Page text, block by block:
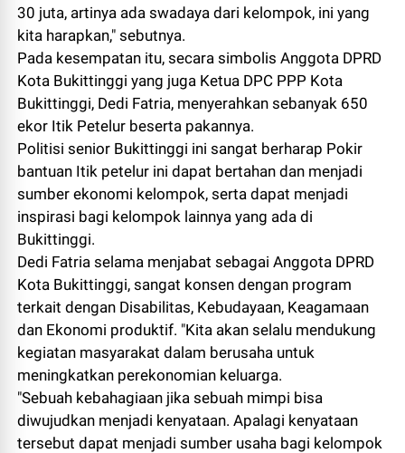
30 juta, artinya ada swadaya dari kelompok, ini yang
kita harapkan," sebutnya.
Pada kesempatan itu, secara simbolis Anggota DPRD
Kota Bukittinggi yang juga Ketua DPC PPP Kota
Bukittinggi, Dedi Fatria, menyerahkan sebanyak 650
ekor Itik Petelur beserta pakannya.
Politisi senior Bukittinggi ini sangat berharap Pokir
bantuan Itik petelur ini dapat bertahan dan menjadi
sumber ekonomi kelompok, serta dapat menjadi
inspirasi bagi kelompok lainnya yang ada di
Bukittinggi.
Dedi Fatria selama menjabat sebagai Anggota DPRD
Kota Bukittinggi, sangat konsen dengan program
terkait dengan Disabilitas, Kebudayaan, Keagamaan
dan Ekonomi produktif. "Kita akan selalu mendukung
kegiatan masyarakat dalam berusaha untuk
meningkatkan perekonomian keluarga.
"Sebuah kebahagiaan jika sebuah mimpi bisa
diwujudkan menjadi kenyataan. Apalagi kenyataan
tersebut dapat menjadi sumber usaha bagi kelompok